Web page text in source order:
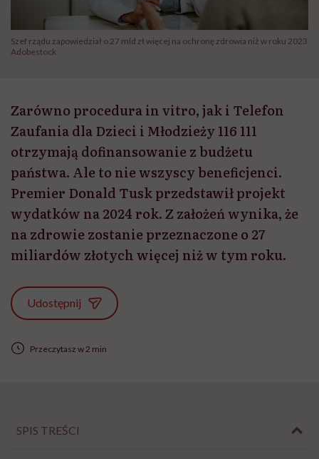
Szef rządu zapowiedział o 27 mld zł więcej na ochronę zdrowia niż w roku 2023
Adobestock
Zarówno procedura in vitro, jak i Telefon
Zaufania dla Dzieci i Młodzieży 116 111
otrzymają dofinansowanie z budżetu
państwa. Ale to nie wszyscy beneficjenci.
Premier Donald Tusk przedstawił projekt
wydatków na 2024 rok. Z założeń wynika, że
na zdrowie zostanie przeznaczone o 27
miliardów złotych więcej niż w tym roku.
Udostępnij
Przeczytasz w 2 min
SPIS TREŚCI